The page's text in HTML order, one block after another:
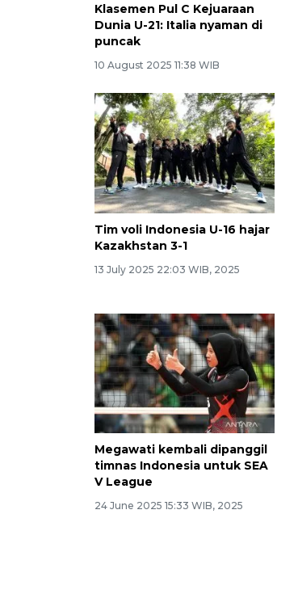
Klasemen Pul C Kejuaraan
Dunia U-21: Italia nyaman di
puncak
10 August 2025 11:38 WIB
Tim voli Indonesia U-16 hajar
Kazakhstan 3-1
13 July 2025 22:03 WIB, 2025
Megawati kembali dipanggil
timnas Indonesia untuk SEA
V League
24 June 2025 15:33 WIB, 2025